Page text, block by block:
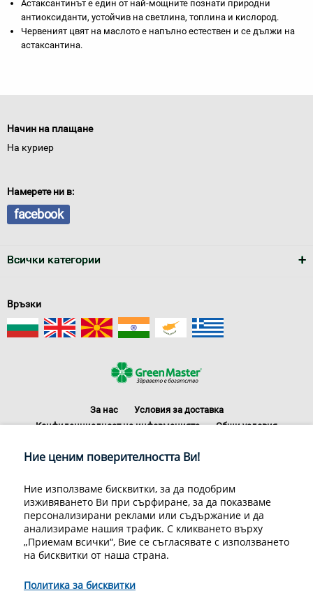
Астаксантинът е един от най-мощните познати природни
антиоксиданти, устойчив на светлина, топлина и кислород.
Червеният цвят на маслото е напълно естествен и се дължи на
астаксантина.
Начин на плащане
На куриер
Намерете ни в:
facebook
Всички категории
Връзки
За нас
Условия за доставка
Конфиденциалност на информацията
Общи условия
Контакти
070070220
© 1998-2020 Green Master Group Ltd, All rights reserved.
Developed bySirma CI
Ние ценим поверителността Ви!
Ние използваме бисквитки, за да подобрим
изживяването Ви при сърфиране, за да показваме
персонализирани реклами или съдържание и да
анализираме нашия трафик. С кликването върху
„Приемам всички“, Вие се съгласявате с използването
на бисквитки от наша страна.
Политика за бисквитки